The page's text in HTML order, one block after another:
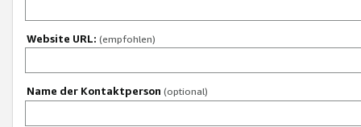
Website URL: (empfohlen)
Name der Kontaktperson (optional)